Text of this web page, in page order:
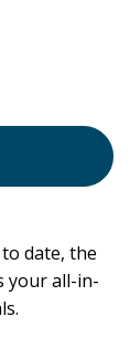
date, the
your all-in-